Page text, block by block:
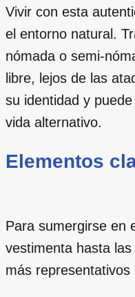
Vivir con esta
el entorno natural.
nómada o semi-
libre, lejos de las
su identidad y
vida alternativo.
Elementos
Para sumergirse en
vestimenta hasta
más